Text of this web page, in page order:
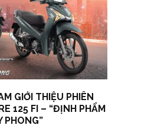
GIỚI THIỆU PHIÊN
125 FI – “ĐỊNH PHẨM
PHONG”